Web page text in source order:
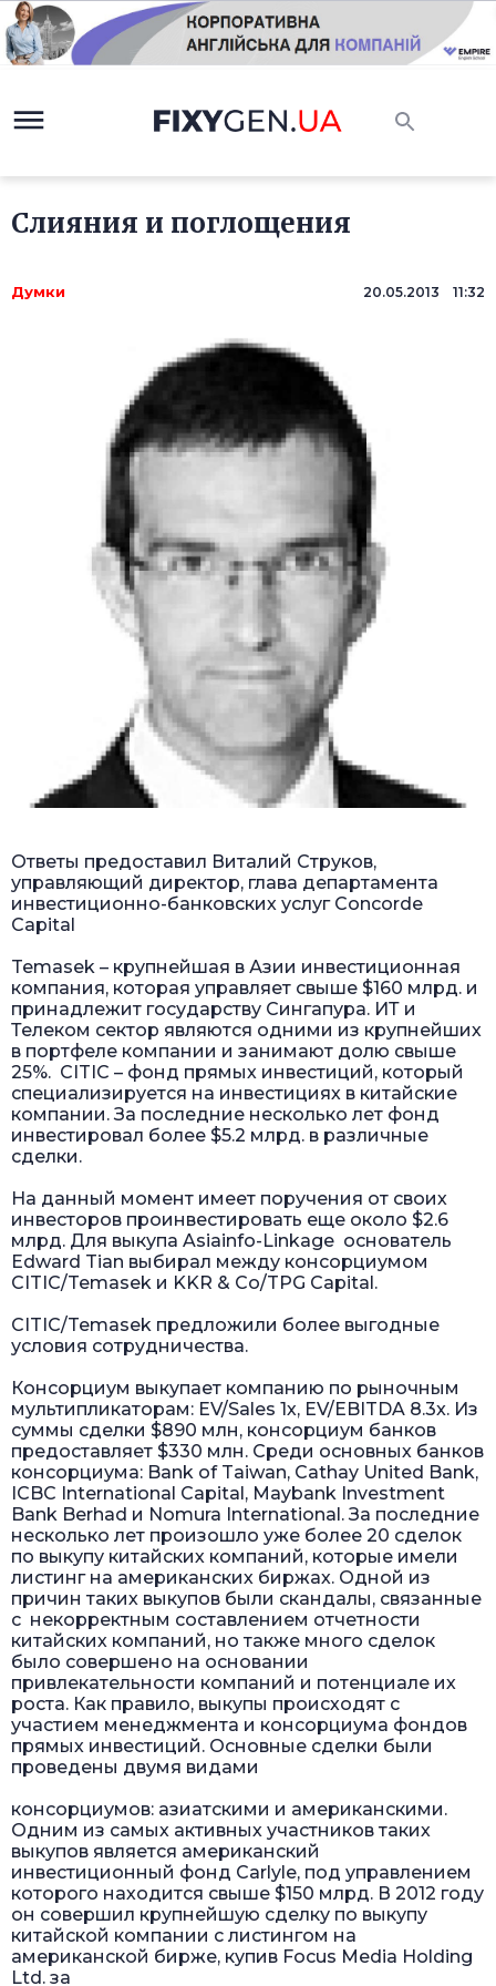
Слияния и поглощения
Думки 20.05.2013 11:32
Ответы предоставил Виталий Струков,
управляющий директор, глава департамента
инвестиционно-банковских услуг Concorde
Capital
Temasek – крупнейшая в Азии инвестиционная
компания, которая управляет свыше $160 млрд. и
принадлежит государству Сингапура. ИТ и
Телеком сектор являются одними из крупнейших
в портфеле компании и занимают долю свыше
25%. CITIC – фонд прямых инвестиций, который
специализируется на инвестициях в китайские
компании. За последние несколько лет фонд
инвестировал более $5.2 млрд. в различные
сделки.
На данный момент имеет поручения от своих
инвесторов проинвестировать еще около $2.6
млрд. Для выкупа Asiainfo-Linkage основатель
Edward Tian выбирал между консорциумом
CITIC/Temasek и KKR & Co/TPG Capital.
CITIC/Temasek предложили более выгодные
условия сотрудничества.
Консорциум выкупает компанию по рыночным
мультипликаторам: EV/Sales 1х, EV/EBITDA 8.3x. Из
суммы сделки $890 млн, консорциум банков
предоставляет $330 млн. Среди основных банков
консорциума: Bank of Taiwan, Cathay United Bank,
ICBC International Capital, Maybank Investment
Bank Berhad и Nomura International. За последние
несколько лет произошло уже более 20 сделок
по выкупу китайских компаний, которые имели
листинг на американских биржах. Одной из
причин таких выкупов были скандалы, связанные
с некорректным составлением отчетности
китайских компаний, но также много сделок
было совершено на основании
привлекательности компаний и потенциале их
роста. Как правило, выкупы происходят с
участием менеджмента и консорциума фондов
прямых инвестиций. Основные сделки были
проведены двумя видами
консорциумов: азиатскими и американскими.
Одним из самых активных участников таких
выкупов является американский
инвестиционный фонд Carlyle, под управлением
которого находится свыше $150 млрд. В 2012 году
он совершил крупнейшую сделку по выкупу
китайской компании с листингом на
американской бирже, купив Focus Media Holding
Ltd. за